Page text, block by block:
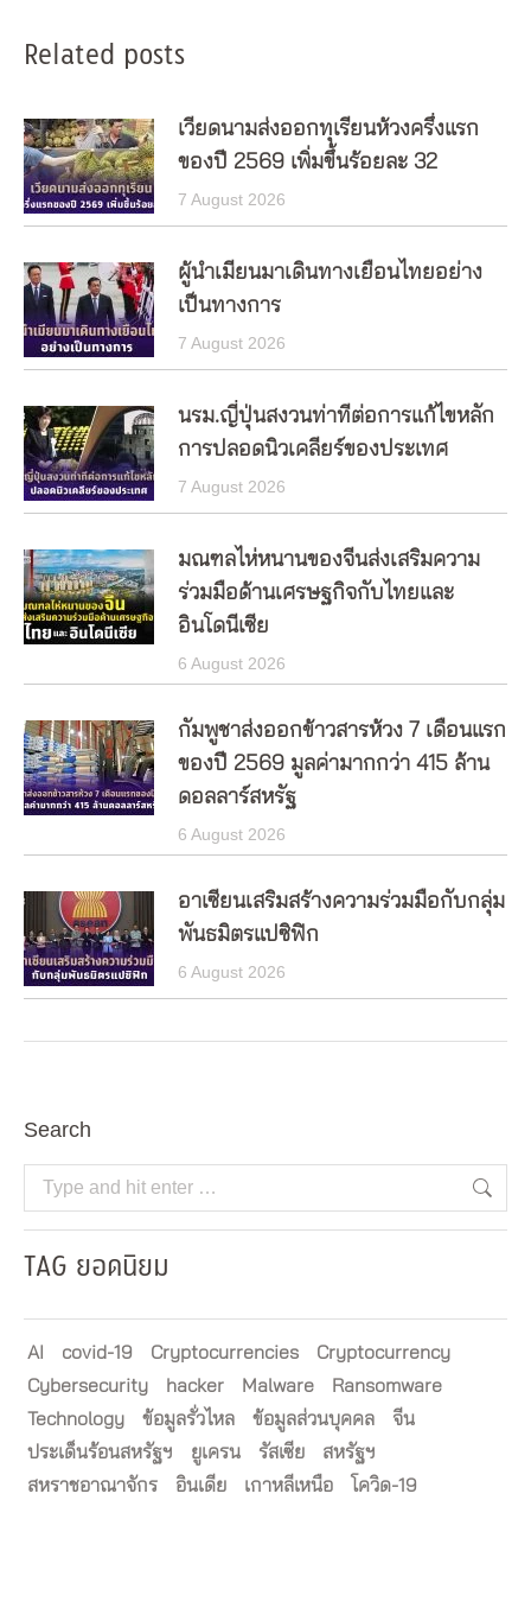
Related posts
เวียดนามส่งออกทุเรียนห้วงครึ่งแรก
ของปี 2569 เพิ่มขึ้นร้อยละ 32
7 August 2026
ผู้นำเมียนมาเดินทางเยือนไทยอย่าง
เป็นทางการ
7 August 2026
นรม.ญี่ปุ่นสงวนท่าทีต่อการแก้ไขหลัก
การปลอดนิวเคลียร์ของประเทศ
7 August 2026
มณฑลไห่หนานของจีนส่งเสริมความ
ร่วมมือด้านเศรษฐกิจกับไทยและ
อินโดนีเซีย
6 August 2026
กัมพูชาส่งออกข้าวสารห้วง 7 เดือนแรก
ของปี 2569 มูลค่ามากกว่า 415 ล้าน
ดอลลาร์สหรัฐ
6 August 2026
อาเซียนเสริมสร้างความร่วมมือกับกลุ่ม
พันธมิตรแปซิฟิก
6 August 2026
Search
Search:
TAG ยอดนิยม
AI covid-19 Cryptocurrencies
Cryptocurrency
Cybersecurity
hacker Malware
Ransomware
Technology
ข้อมูลรั่วไหล ข้อมูลส่วนบุคคล
จีน
ประเด็นร้อนสหรัฐฯ
ยูเครน รัสเซีย
สหรัฐฯ
สหราชอาณาจักร
อินเดีย เกาหลีเหนือ โควิด-19